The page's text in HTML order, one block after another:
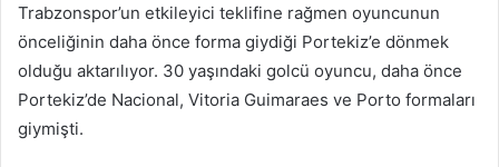
Trabzonspor’un etkileyici teklifine rağmen oyuncunun
önceliğinin daha önce forma giydiği Portekiz’e dönmek
olduğu aktarılıyor. 30 yaşındaki golcü oyuncu, daha önce
Portekiz’de Nacional, Vitoria Guimaraes ve Porto formaları
giymişti.